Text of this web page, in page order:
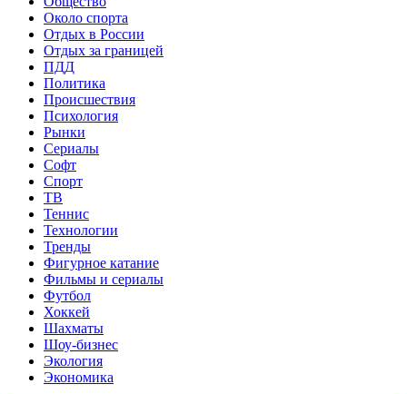
Около спорта
Отдых в России
Отдых за границей
ПДД
Политика
Происшествия
Психология
Рынки
Сериалы
Софт
Спорт
ТВ
Теннис
Технологии
Тренды
Фигурное катание
Фильмы и сериалы
Футбол
Хоккей
Шахматы
Шоу-бизнес
Экология
Экономика